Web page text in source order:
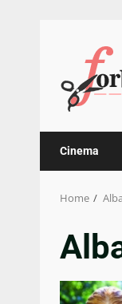
content
Cinema
Home